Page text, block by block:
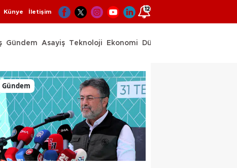
Künye İletişim 12
Gündem Asayiş Teknoloji Ekonomi Dünya
Gündem